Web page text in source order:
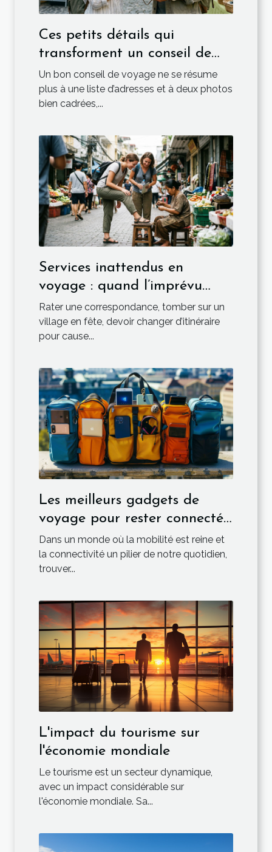
Ces petits détails qui
transforment un conseil de
voyage en or
Un bon conseil de voyage ne se résume
plus à une liste d’adresses et à deux photos
bien cadrées,...
Services inattendus en
voyage : quand l’imprévu
devient l’essentiel
Rater une correspondance, tomber sur un
village en fête, devoir changer d’itinéraire
pour cause...
Les meilleurs gadgets de
voyage pour rester connecté
en déplacement
Dans un monde où la mobilité est reine et
la connectivité un pilier de notre quotidien,
trouver...
L'impact du tourisme sur
l'économie mondiale
Le tourisme est un secteur dynamique,
avec un impact considérable sur
l'économie mondiale. Sa...